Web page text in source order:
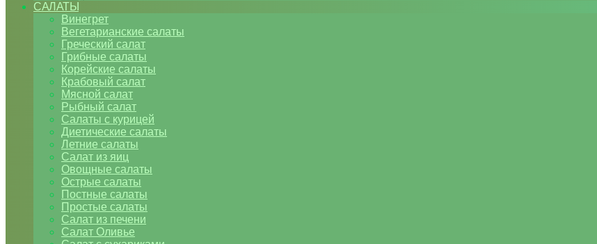
САЛАТЫ
Винегрет
Вегетарианские салаты
Греческий салат
Грибные салаты
Корейские салаты
Крабовый салат
Мясной салат
Рыбный салат
Салаты с курицей
Диетические салаты
Летние салаты
Салат из яиц
Овощные салаты
Острые салаты
Постные салаты
Простые салаты
Салат из печени
Салат Оливье